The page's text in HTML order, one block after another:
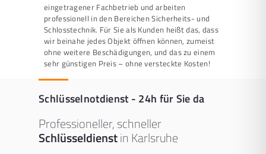
eingetragener Fachbetrieb und arbeiten
professionell in den Bereichen Sicherheits- und
Schlosstechnik. Für Sie als Kunden heißt das, dass
wir beinahe jedes Objekt öffnen können, zumeist
ohne weitere Beschädigungen, und das zu einem
sehr günstigen Preis – ohne versteckte Kosten!
Schlüsselnotdienst - 24h für Sie da
Professioneller, schneller
Schlüsseldienstin Karlsruhe